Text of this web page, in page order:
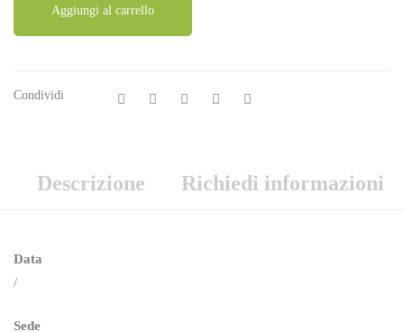
Aggiungi al carrello
Condividi
Descrizione Richiedi informazioni
Data
/
Sede